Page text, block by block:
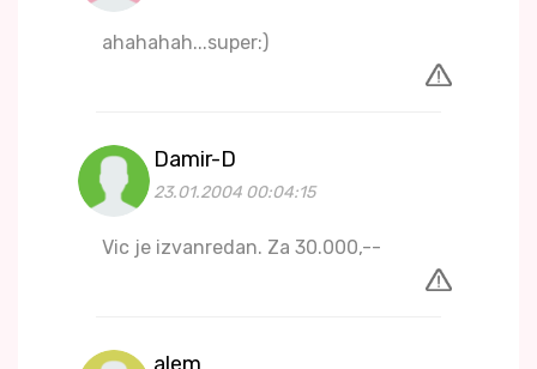
ahahahah...super:)
Damir-D
23.01.2004 00:04:15
Vic je izvanredan. Za 30.000,--